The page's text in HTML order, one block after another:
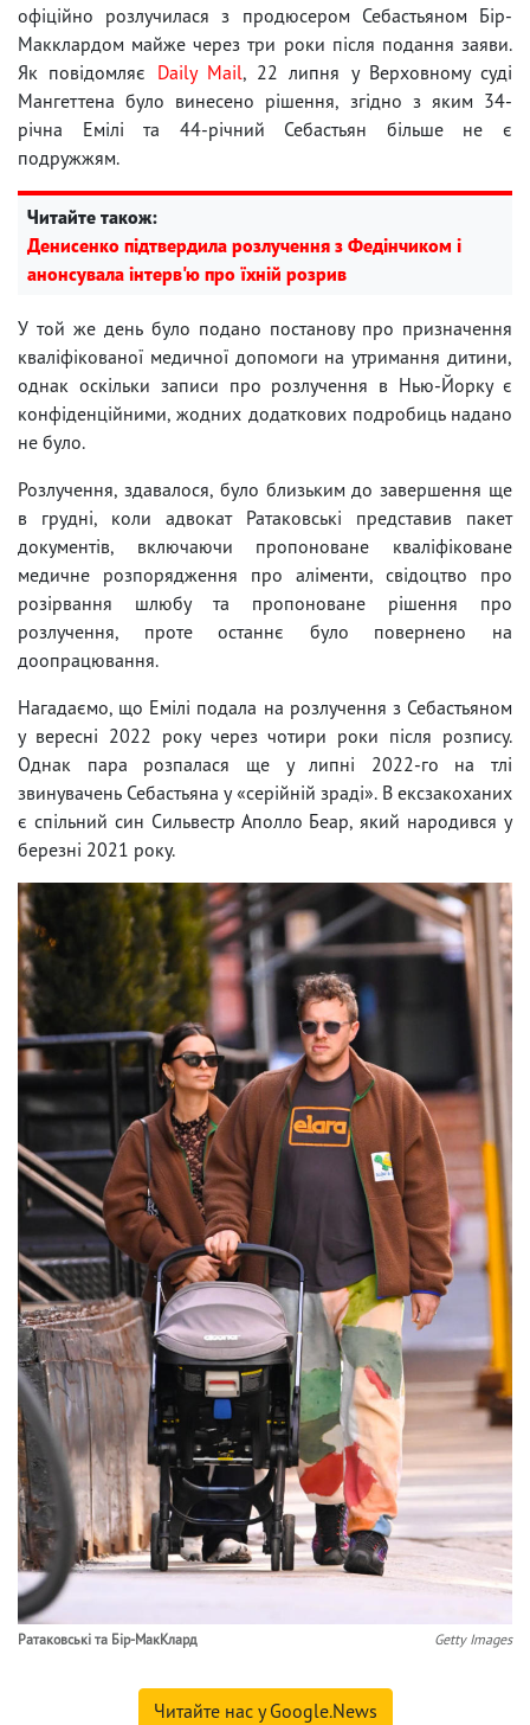
офіційно розлучилася з продюсером Себастьяном Бір-
Макклардом майже через три роки після подання заяви.
Як повідомляє Daily Mail, 22 липня у Верховному суді
Мангеттена було винесено рішення, згідно з яким 34-
річна Емілі та 44-річний Себастьян більше не є
подружжям.
Читайте також:
Денисенко підтвердила розлучення з Федінчиком і
анонсувала інтерв'ю про їхній розрив
У той же день було подано постанову про призначення
кваліфікованої медичної допомоги на утримання дитини,
однак оскільки записи про розлучення в Нью-Йорку є
конфіденційними, жодних додаткових подробиць надано
не було.
Розлучення, здавалося, було близьким до завершення ще
в грудні, коли адвокат Ратаковські представив пакет
документів, включаючи пропоноване кваліфіковане
медичне розпорядження про аліменти, свідоцтво про
розірвання шлюбу та пропоноване рішення про
розлучення, проте останнє було повернено на
доопрацювання.
Нагадаємо, що Емілі подала на розлучення з Себастьяном
у вересні 2022 року через чотири роки після розпису.
Однак пара розпалася ще у липні 2022-го на тлі
звинувачень Себастьяна у «серійній зраді». В ексзакоханих
є спільний син Сильвестр Аполло Беар, який народився у
березні 2021 року.
Ратаковські та Бір-МакКлард Getty Images
Читайте нас у Google.News